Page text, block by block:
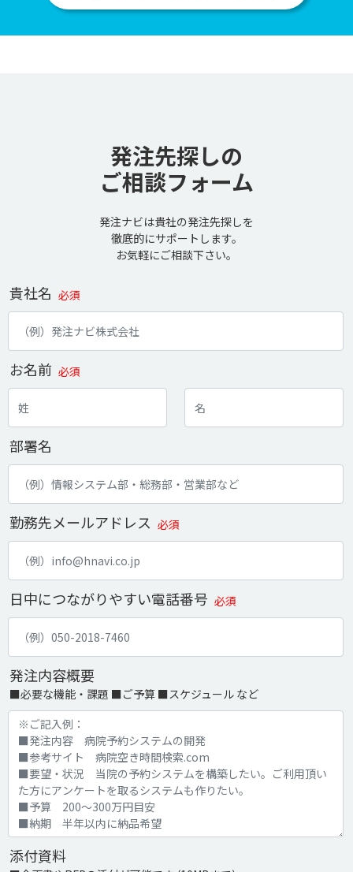
発注先探しの
ご相談フォーム
発注ナビは貴社の発注先探しを
徹底的にサポートします。
お気軽にご相談下さい。
貴社名 必須
お名前 必須
部署名
勤務先メールアドレス 必須
日中につながりやすい電話番号 必須
発注内容概要
■必要な機能・課題 ■ご予算 ■スケジュール など
添付資料